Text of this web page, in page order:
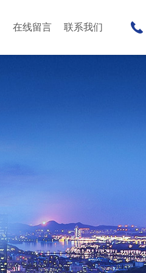
在线留言 联系我们